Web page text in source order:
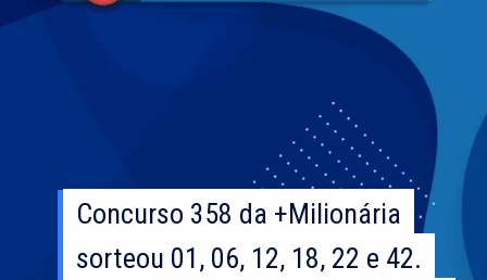
Concurso 358 da +Milionária
sorteou 01, 06, 12, 18, 22 e 42.
Concurso 358 da +Milionária
sorteou 01, 06, 12, 18, 22 e 42.